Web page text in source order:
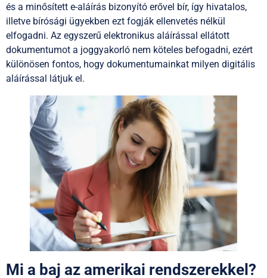
és a minősített e-aláírás bizonyító erővel bír, így hivatalos,
illetve bírósági ügyekben ezt fogják ellenvetés nélkül
elfogadni. Az egyszerű elektronikus aláírással ellátott
dokumentumot a joggyakorló nem köteles befogadni, ezért
különösen fontos, hogy dokumentumainkat milyen digitális
aláírással látjuk el.
Mi a baj az amerikai rendszerekkel?